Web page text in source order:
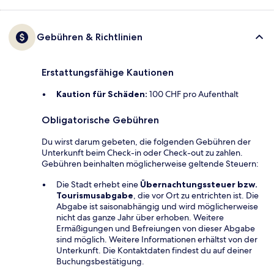
Gebühren & Richtlinien
Erstattungsfähige Kautionen
Kaution für Schäden: 100 CHF pro Aufenthalt
Obligatorische Gebühren
Du wirst darum gebeten, die folgenden Gebühren der
Unterkunft beim Check-in oder Check-out zu zahlen.
Gebühren beinhalten möglicherweise geltende Steuern:
Die Stadt erhebt eine Übernachtungssteuer bzw.
Tourismusabgabe, die vor Ort zu entrichten ist. Die
Abgabe ist saisonabhängig und wird möglicherweise
nicht das ganze Jahr über erhoben. Weitere
Ermäßigungen und Befreiungen von dieser Abgabe
sind möglich. Weitere Informationen erhältst von der
Unterkunft. Die Kontaktdaten findest du auf deiner
Buchungsbestätigung.